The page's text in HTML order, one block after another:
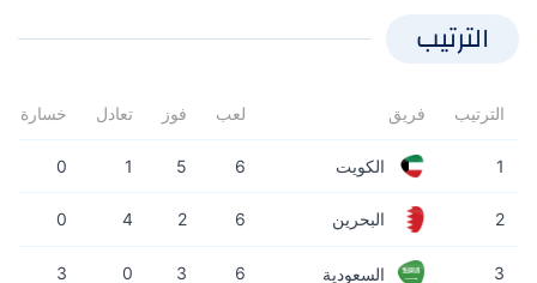
الترتيب
الترتيب فريق لعب فوز تعادل خسارة
1 الكويت 6
5
1
0
2 البحرين 6
2
4
0
3 السعودية 6
3
0
3